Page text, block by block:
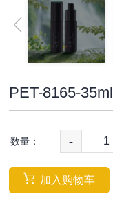
PET-8165-35ml
数量： -
加入购物车